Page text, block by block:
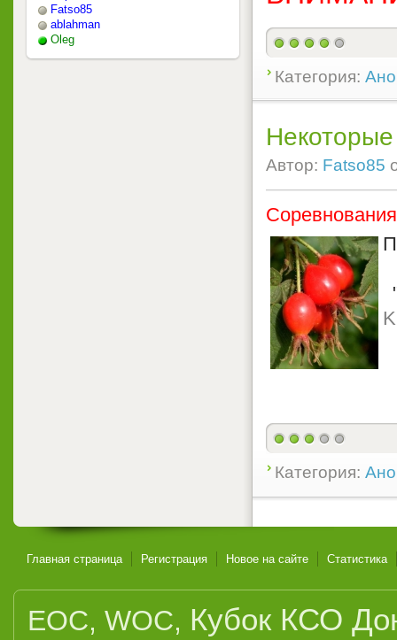
Категория:
Автор: Fatso85
Категория:
Fatso85
ablahman
Oleg
Главная страница Регистрация Новое на сайте Статистика
EOC, WOC, Кубок КСО